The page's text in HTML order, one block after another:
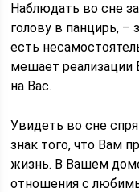
Наблюдать во сне
голову в панцирь, –
есть
мешает реализации
на Вас.
Увидеть во сне
знак того, что Вам
жизнь. В Вашем
отношения с